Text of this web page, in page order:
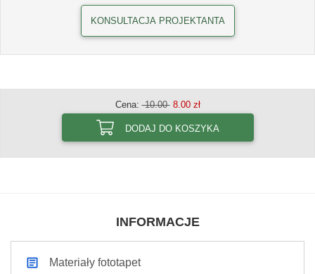
KONSULTACJA PROJEKTANTA
Cena:10.008.00 zł
DODAJ DO KOSZYKA
INFORMACJE
Materiały fototapet